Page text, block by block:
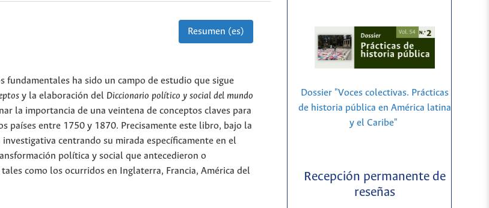
Resumen (es)
fundamentales ha sido un campo de estudio que sigue
y la elaboración del Diccionario político y social del mundo
la importancia de una veintena de conceptos claves para
países entre 1750 y 1870. Precisamente este libro, bajo la
centrando su mirada específicamente en el
política y social que antecedieron o
como los ocurridos en Inglaterra, Francia, América del
Dossier "Voces colectivas. Prácticas
de historia pública en América latina
y el Caribe"
Recepción permanente de
reseñas